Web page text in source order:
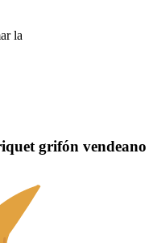
la
grifón vendeano